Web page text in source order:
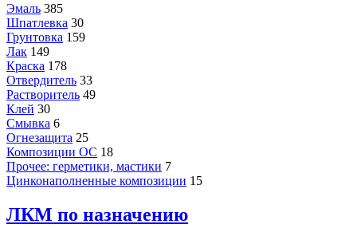
Эмаль 385
Шпатлевка 30
Грунтовка 159
Лак 149
Краска 178
Отвердитель 33
Растворитель 49
Клей 30
Смывка 6
Огнезащита 25
Композиции ОС 18
Прочее: герметики, мастики 7
Цинконаполненные композиции 15
ЛКМ по назначению